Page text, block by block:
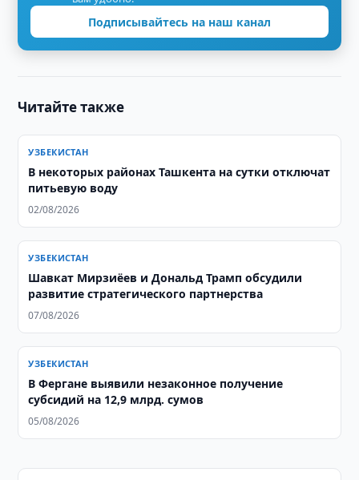
Подписывайтесь на наш канал
Читайте также
УЗБЕКИСТАН
В некоторых районах Ташкента на сутки отключат
питьевую воду
02/08/2026
УЗБЕКИСТАН
Шавкат Мирзиёев и Дональд Трамп обсудили
развитие стратегического партнерства
07/08/2026
УЗБЕКИСТАН
В Фергане выявили незаконное получение
субсидий на 12,9 млрд. сумов
05/08/2026